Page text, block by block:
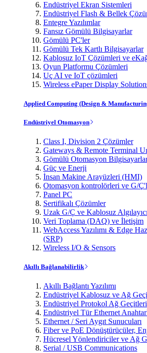
Endüstriyel Ekran Sistemleri
Endüstriyel Flash & Bellek
Entegre Yazılımlar
Fansız Gömülü Bilgisayarlar
Gömülü PC'ler
Gömülü Tek Kartlı Bilgisayarlar
Kablosuz IoT Çözümleri ve
Oyun Platformu Çözümleri
Uç AI ve IoT çözümleri
Wireless ePaper Display
Applied Computing (Design &
Endüstriyel Otomasyon
Class I, Division 2 Çözümler
Gateways & Remote Terminal
Gömülü Otomasyon
Güç ve Enerji
İnsan Makine Arayüzleri (HMI)
Otomasyon kontrolörleri ve G/
Panel PC
Sertifikalı Çözümler
Uzak G/Ç ve Kablosuz
Veri Toplama (DAQ) ve İletişim
WebAccess Yazılımı & Edge
(SRP)
Wireless I/O & Sensors
Akıllı Bağlanabilirlik
Akıllı Bağlantı Yazılımı
Endüstriyel Kablosuz ve Ağ
Endüstriyel Protokol Ağ Geçitleri
Endüstriyel Tür Ethernet
Ethernet / Seri Aygıt Sunucuları
Fiber ve PoE Dönüştürücüler,
Hücresel Yönlendiriciler ve Ağ
Serial / USB Communications